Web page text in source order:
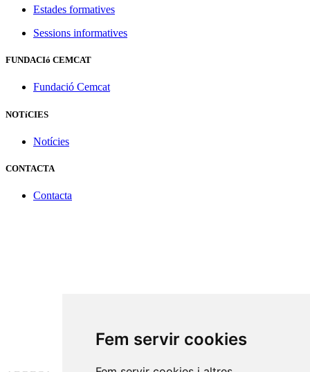
Fem servir cookies
Estades formatives
Sessions informatives
FUNDACIó CEMCAT
Fundació Cemcat
NOTíCIES
Notícies
CONTACTA
Contacta